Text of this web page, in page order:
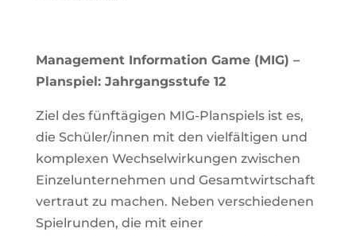
Management Information Game (MIG) –
Planspiel: Jahrgangsstufe 12
Ziel des fünftägigen MIG-Planspiels ist es,
die Schüler/innen mit den vielfältigen und
komplexen Wechselwirkungen zwischen
Einzelunternehmen und Gesamtwirtschaft
vertraut zu machen. Neben verschiedenen
Spielrunden, die mit einer